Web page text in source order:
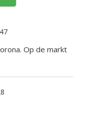
Op de markt